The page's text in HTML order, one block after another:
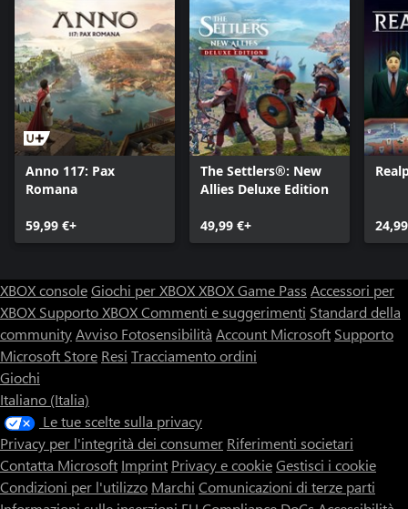
Anno 117: Pax
Romana
59,99 €+
The Settlers®: New
Allies Deluxe Edition
49,99 €+
XBOX consoleGiochi per XBOXXBOX Game Pass Accessori per
XBOX Supporto XBOXCommenti e suggerimenti Standard della
communityAvviso Fotosensibilità Account Microsoft Supporto
Microsoft Store Resi Tracciamento ordini
Giochi
Italiano (Italia)
Le tue scelte sulla privacy
Privacy per l'integrità dei consumer Riferimenti societari
Contatta Microsoft Imprint Privacy e cookieGestisci i cookie
Condizioni per l'utilizzo Marchi Comunicazioni di terze parti